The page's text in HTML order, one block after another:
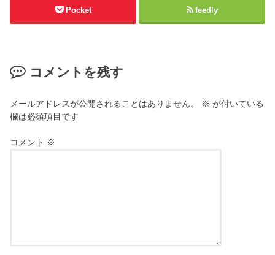
Pocket feedly
コメントを残す
メールアドレスが公開されることはありません。 ※ が付いている
欄は必須項目です
コメント ※